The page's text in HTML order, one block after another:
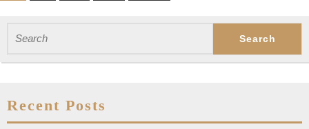
pagination
for:
Recent Posts